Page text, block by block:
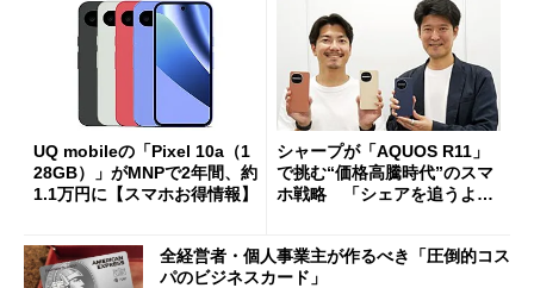
UQ mobileの「Pixel 10a（1
28GB）」がMNPで2年間、約
1.1万円に【スマホお得情報】
シャープが「AQUOS R11」
で挑む“価格高騰時代”のスマ
ホ戦略 「シェアを追うより
全経営者・個人事業主が作るべき「圧倒的コス
パのビジネスカード」